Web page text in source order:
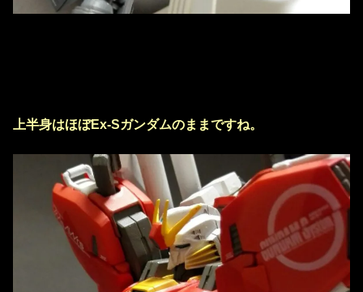
上半身はほぼEx-Sガンダムのままですね。